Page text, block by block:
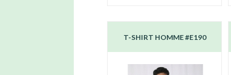
T-SHIRT HOMME #E190